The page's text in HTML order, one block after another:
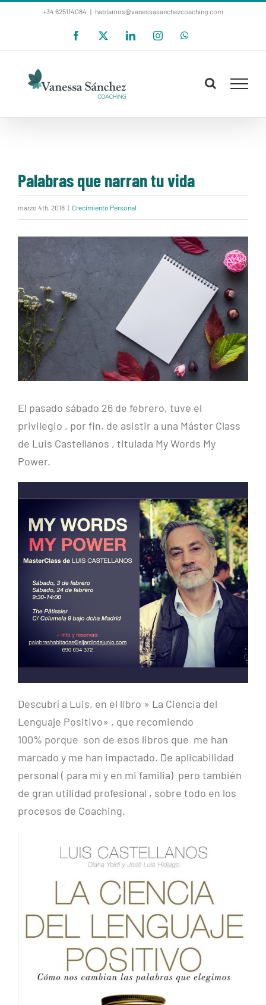
+34 625114084 | hablamos@vanessasanchezcoaching.com
Facebook LinkedInInstagramWhatsApp
Palabras que narran tu vida
marzo 4th, 2018 | Crecimiento Personal
imagen
más
grande
El pasado sábado 26 de febrero, tuve el
privilegio , por fin, de asistir a una Máster Class
de Luis Castellanos , titulada My Words My
Power.
Descubrí a Luis, en el libro » La Ciencia del
Lenguaje Positivo» , que recomiendo
100% porque son de esos libros que me han
marcado y me han impactado. De aplicabilidad
personal ( para mí y en mi familia) pero también
de gran utilidad profesional , sobre todo en los
procesos de Coaching.